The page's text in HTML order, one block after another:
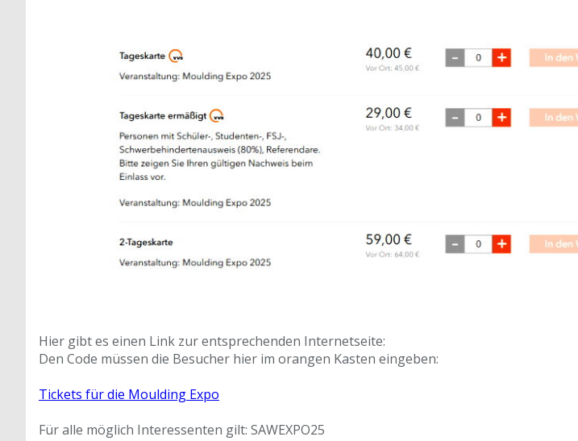
Hier gibt es einen Link zur entsprechenden Internetseite:
Den Code müssen die Besucher hier im orangen Kasten eingeben:
Tickets für die Moulding Expo
Für alle möglich Interessenten gilt: SAWEXPO25